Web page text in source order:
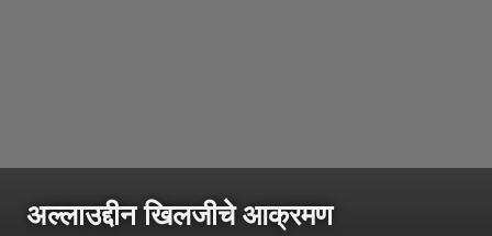
अल्लाउद्दीन खिलजीचे आक्रमण